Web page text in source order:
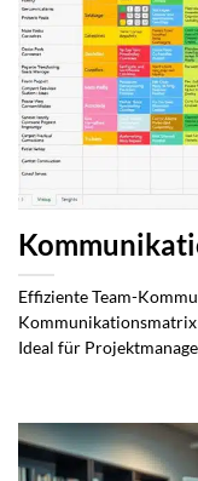
Effiziente Team-
Kommunikationsmatrix
Ideal für